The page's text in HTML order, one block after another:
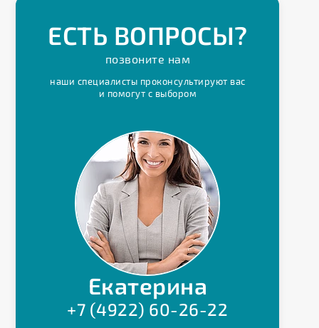
ЕСТЬ ВОПРОСЫ?
позвоните нам
наши специалисты проконсультируют вас
и помогут с выбором
Екатерина
+7 (4922) 60-26-22